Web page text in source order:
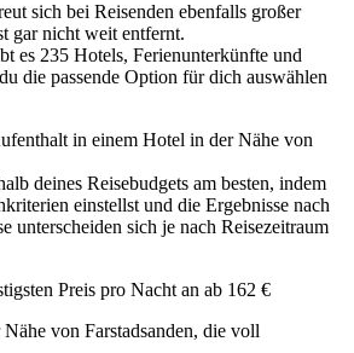
sich bei Reisenden ebenfalls großer
gar nicht weit entfernt.
es 235 Hotels, Ferienunterkünfte und
die passende Option für dich auswählen
in einem Hotel in der Nähe von
deines Reisebudgets am besten, indem
einstellst und die Ergebnisse nach
unterscheiden sich je nach Reisezeitraum
Preis pro Nacht an ab 162 €
von Farstadsanden, die voll